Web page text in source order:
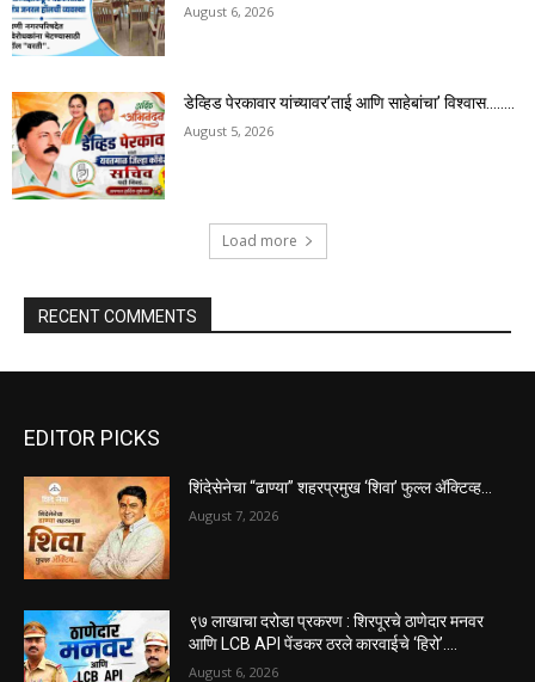
August 6, 2026
डेव्हिड पेरकावार यांच्यावर’ताई आणि साहेबांचा’ विश्वास……..
August 5, 2026
Load more
RECENT COMMENTS
EDITOR PICKS
शिंदेसेनेचा “ढाण्या” शहरप्रमुख ‘शिवा’ फुल्ल ॲक्टिव्ह…
August 7, 2026
९७ लाखाचा दरोडा प्रकरण : शिरपूरचे ठाणेदार मनवर
आणि LCB API पेंडकर ठरले कारवाईचे ‘हिरो’….
August 6, 2026